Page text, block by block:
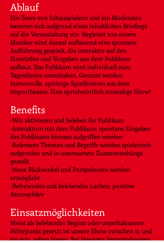
Ablauf
Ein Team von Schauspielern und ein Moderator
bereiten sich aufgrund eines inhaltlichen Briefings
auf die Veranstaltung vor. Begleitet von einem
Musiker wird darauf aufbauend eine spontane
Aufführung gespielt, die interaktiv auf den
Einwürfen und Vorgaben aus dem Publikum
aufbaut. Das Publikum wird individuell zum
Tagesthema unterhalten. Genutzt werden
humorvolle, spritzige Spielformen aus dem
Improtheater. Eine sprichwörtlich einmalige Show!
Benefits
-Wir aktivieren und beleben Ihr Publikum
-Interaktion mit dem Publikum; spontane Eingaben
des Publikums können aufgriffen werden
-Relevante Themen und Begriffe werden spielerisch
aufgerufen und in unerwartete Zusammenhänge
gestellt
-Neue Blickwinkel und Perspektiven werden
ermöglicht
-Befreiendes und belebendes Lachen; positive
Atmosphäre
Einsatzmöglichkeiten
Meist als belebender Beginn oder unterhaltsamer
Höhepunkt gesetzt ist unsere Show zwischen 15 und
60 min, selten länger. Bei längeren Veranstaltungen